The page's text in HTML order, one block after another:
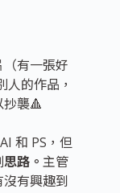
有一張好
的作品，
抄襲🔺
和 PS，但
思路。 主管
有興趣到